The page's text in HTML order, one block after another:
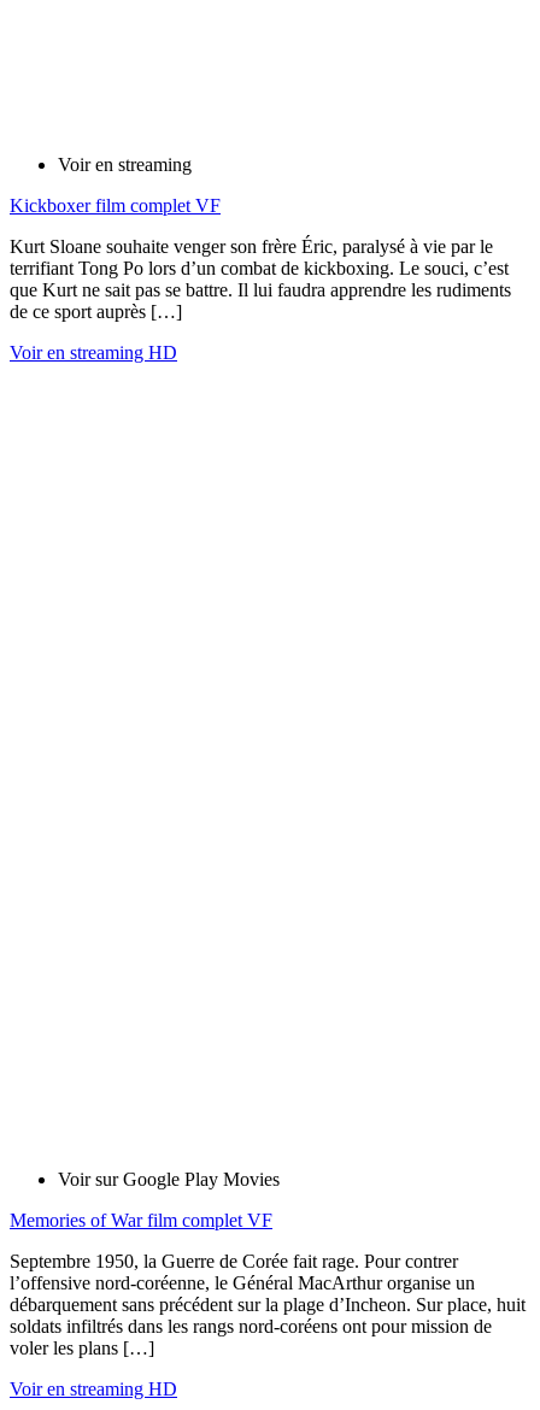
Voir en streaming
Kickboxer film complet VF
Kurt Sloane souhaite venger son frère Éric, paralysé à vie par le
terrifiant Tong Po lors d’un combat de kickboxing. Le souci, c’est
que Kurt ne sait pas se battre. Il lui faudra apprendre les rudiments
de ce sport auprès […]
Voir en streaming HD
Voir sur Google Play Movies
Memories of War film complet VF
Septembre 1950, la Guerre de Corée fait rage. Pour contrer
l’offensive nord-coréenne, le Général MacArthur organise un
débarquement sans précédent sur la plage d’Incheon. Sur place, huit
soldats infiltrés dans les rangs nord-coréens ont pour mission de
voler les plans […]
Voir en streaming HD